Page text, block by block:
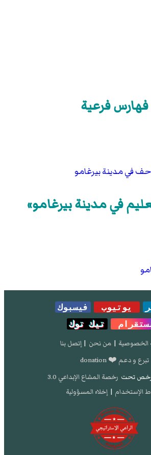
فهارس فرعية
في مدينة بيرغامو
في مدينة بيرغامو»
يوتيوب
فيسبوك
تيك توك
الخصوصية | من نحن | إتصل بنا
تبرع و دعم ❤️ donation
تحت رخصة المشاع الإبداعي 3.0
الإستخدام | إخلاء المسؤولية